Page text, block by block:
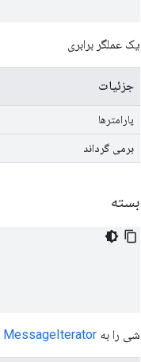
یک عملگر برابری
جزئیات
پارامترها
برمی گرداند
بسته
شی را به MessageIterator